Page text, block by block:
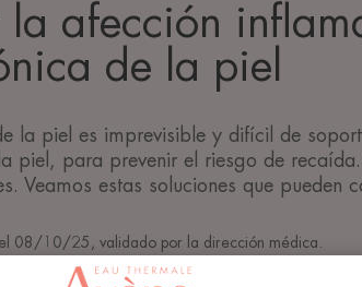
la afección
de la piel
la piel es imprevisible y difícil de
piel, para prevenir el riesgo de
Veamos estas soluciones que pueden
08/10/25 , validado por la dirección médica